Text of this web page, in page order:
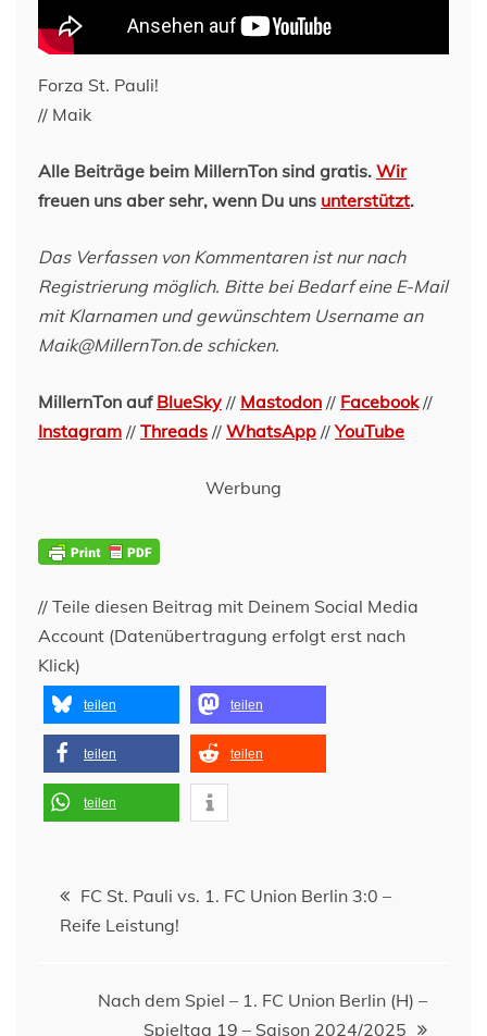
Forza St. Pauli!
// Maik
Alle Beiträge beim MillernTon sind gratis. Wir
freuen uns aber sehr, wenn Du uns unterstützt.
Das Verfassen von Kommentaren ist nur nach
Registrierung möglich. Bitte bei Bedarf eine E-Mail
mit Klarnamen und gewünschtem Username an
Maik@MillernTon.de schicken.
MillernTon auf BlueSky // Mastodon // Facebook//
Instagram // Threads // WhatsApp //YouTube
Werbung
// Teile diesen Beitrag mit Deinem Social Media
Account (Datenübertragung erfolgt erst nach
Klick)
teilen teilen
teilen teilen
teilen
Beitragsnavigation
FC St. Pauli vs. 1. FC Union Berlin 3:0 –
Reife Leistung!
Nach dem Spiel – 1. FC Union Berlin (H) –
Spieltag 19 – Saison 2024/2025